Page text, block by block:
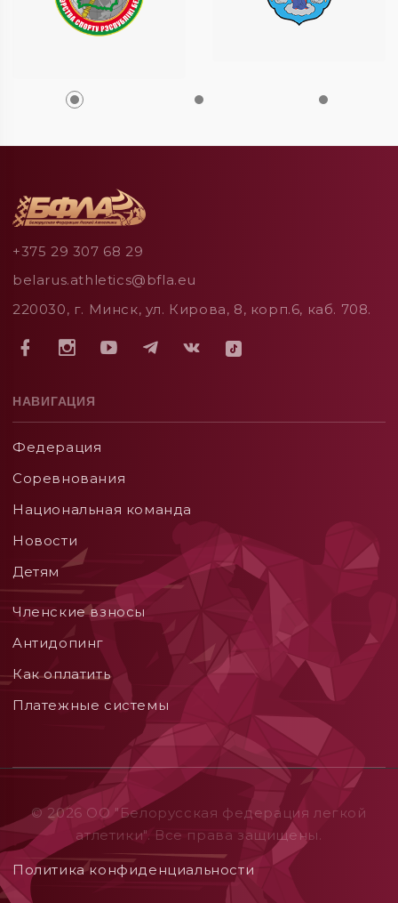
+375 29 307 68 29
belarus.athletics@bfla.eu
220030, г. Минск, ул. Кирова, 8, корп.6, каб. 708.
НАВИГАЦИЯ
Федерация
Соревнования
Национальная команда
Новости
Детям
Членские взносы
Aнтидопинг
Как оплатить
Платежные системы
© 2026 ОO "Белорусская федерация легкой
атлетики". Все права защищены.
Политика конфиденциальности